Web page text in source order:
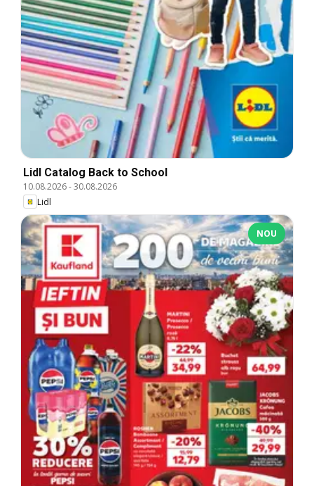
Lidl Catalog Back to School
10.08.2026-30.08.2026
Lidl
NOU